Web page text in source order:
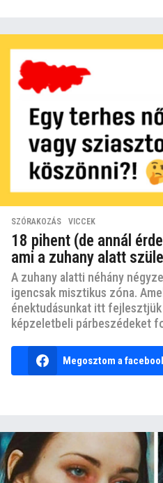
SZÓRAKOZÁS ,VICCEK
18 pihent (de annál
ami a zuhany alatt
A zuhany alatti néhány
igencsak misztikus zóna.
énektudásunkat itt
képzeletbeli párbeszédeket
Megosztom a